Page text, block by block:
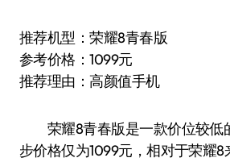
推荐机型：荣耀8青春版
参考价格：1099元
推荐理由：高颜值手机
荣耀8青春版是一款价位较低
步价格仅为1099元，相对于荣耀